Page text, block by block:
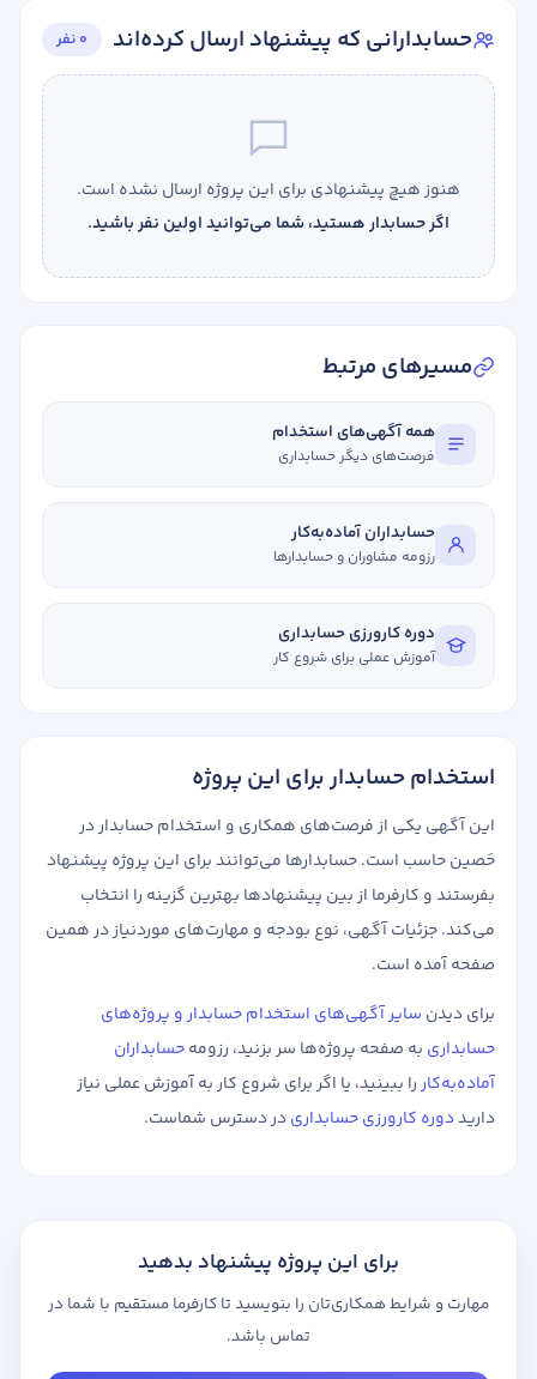
حسابدارانی که پیشنهاد ارسال کرده‌اند 0 نفر
هنوز هیچ پیشنهادی برای این پروژه ارسال نشده است.
اگر حسابدار هستید، شما می‌توانید اولین نفر باشید.
مسیرهای مرتبط
همه آگهی‌های استخدام
فرصت‌های دیگر حسابداری
حسابداران آماده‌به‌کار
رزومه مشاوران و حسابدارها
دوره کارورزی حسابداری
آموزش عملی برای شروع کار
استخدام حسابدار برای این پروژه
این آگهی یکی از فرصت‌های همکاری و استخدام حسابدار در
حَصین حاسب است. حسابدارها می‌توانند برای این پروژه پیشنهاد
بفرستند و کارفرما از بین پیشنهادها بهترین گزینه را انتخاب
می‌کند. جزئیات آگهی، نوع بودجه و مهارت‌های موردنیاز در همین
صفحه آمده است.
برای دیدن سایر آگهی‌های استخدام حسابدار و پروژه‌های
حسابداری به صفحه پروژه‌ها سر بزنید، رزومهحسابداران
آماده‌به‌کاررا ببینید، یا اگر برای شروع کار به آموزش عملی نیاز
داریددوره کارورزی حسابداریدر دسترس شماست.
برای این پروژه پیشنهاد بدهید
مهارت و شرایط همکاری‌تان را بنویسید تا کارفرما مستقیم با شما در
تماس باشد.